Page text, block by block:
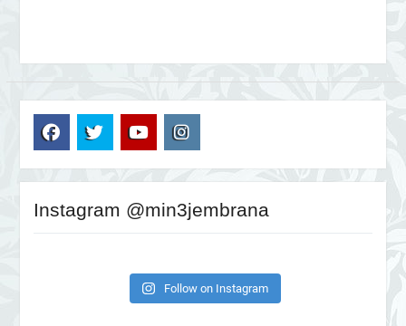
Instagram @min3jembrana
Follow on Instagram